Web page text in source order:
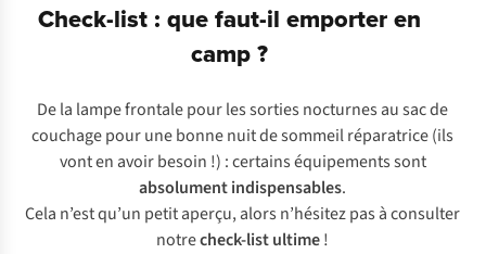
Check-list : que faut-il emporter en
camp ?
De la lampe frontale pour les sorties nocturnes au sac de
couchage pour une bonne nuit de sommeil réparatrice (ils
vont en avoir besoin !) : certains équipements sont
absolument indispensables.
Cela n’est qu’un petit aperçu, alors n’hésitez pas à consulter
notrecheck-list ultime!